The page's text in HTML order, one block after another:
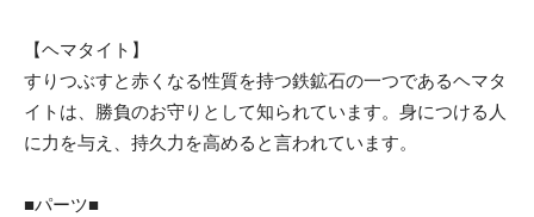
【ヘマタイト】
すりつぶすと赤くなる性質を持つ鉄鉱石の一つであるヘマタ
イトは、勝負のお守りとして知られています。身につける人
に力を与え、持久力を高めると言われています。
■パーツ■